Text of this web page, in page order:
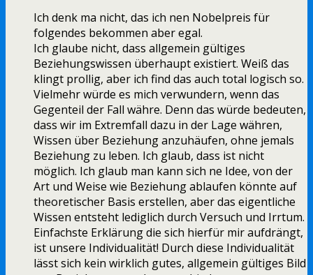
Ich denk ma nicht, das ich nen Nobelpreis für
folgendes bekommen aber egal.
Ich glaube nicht, dass allgemein gültiges
Beziehungswissen überhaupt existiert. Weiß das
klingt prollig, aber ich find das auch total logisch so.
Vielmehr würde es mich verwundern, wenn das
Gegenteil der Fall währe. Denn das würde bedeuten,
dass wir im Extremfall dazu in der Lage währen,
Wissen über Beziehung anzuhäufen, ohne jemals
Beziehung zu leben. Ich glaub, dass ist nicht
möglich. Ich glaub man kann sich ne Idee, von der
Art und Weise wie Beziehung ablaufen könnte auf
theoretischer Basis erstellen, aber das eigentliche
Wissen entsteht lediglich durch Versuch und Irrtum.
Einfachste Erklärung die sich hierfür mir aufdrängt,
ist unsere Individualität! Durch diese Individualität
lässt sich kein wirklich gutes, allgemein gültiges Bild